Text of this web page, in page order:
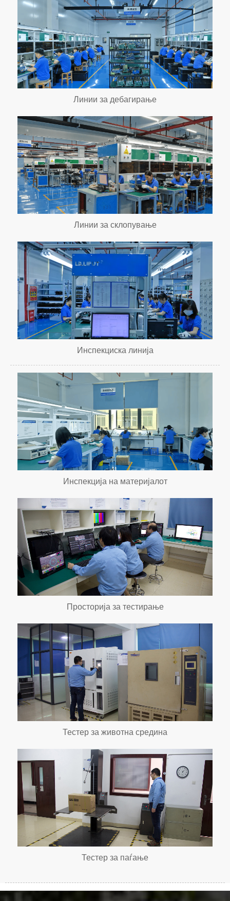
Линии за дебагирање
Линии за склопување
Инспекциска линија
Инспекција на материјалот
Просторија за тестирање
Тестер за животна средина
Тестер за паѓање